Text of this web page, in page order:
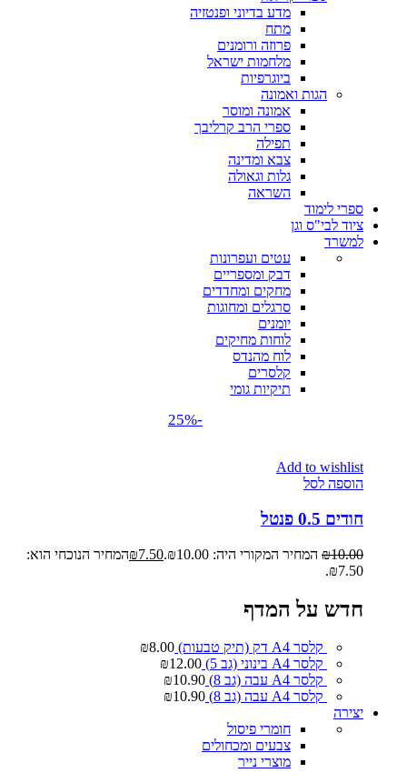
מדע בדיוני ופנטזיה
מתח
פרוזה ורומנים
מלחמות ישראל
ביוגרפיות
הגות ואמונה
אמונה ומוסר
ספרי הרב קרליבך
תפילה
צבא ומדינה
גלות וגאולה
השראה
ספרי לימוד
ציוד לבי"ס וגן
למשרד
עטים ועפרונות
דבק ומספריים
מחקים ומחדדים
סרגלים ומחוגות
יומנים
לוחות מחיקים
לוח מהנדס
קלסרים
תיקיות גומי
-25%
Add to wishlist
הוספה לסל
חודים 0.5 פנטל
₪10.00 המחיר המקורי היה: ₪10.00. ₪7.50
המחיר הנוכחי הוא:
₪7.50.
חדש על המדף
קלסר A4 דק (תיק טבעות) ₪8.00
קלסר A4 בינוני (גב 5)
₪12.00
קלסר A4 עבה (גב 8)
₪10.90
קלסר A4 עבה (גב 8)
₪10.90
יצירה
חומרי פיסול
צבעים ומכחולים
מוצרי נייר